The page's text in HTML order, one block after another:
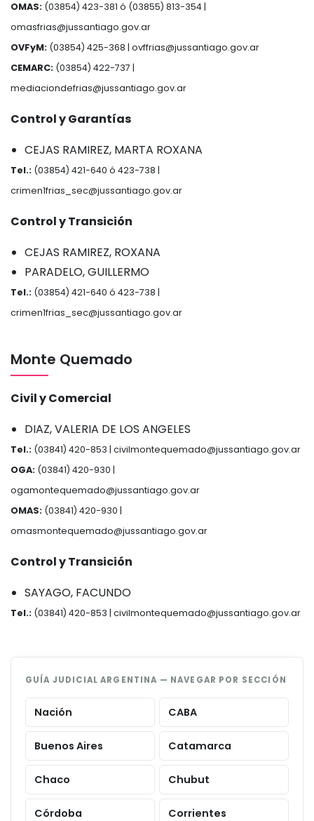
OMAS: (03854) 423-381 ó (03855) 813-354 |
omasfrias@jussantiago.gov.ar
OVFyM: (03854) 425-368 | ovffrias@jussantiago.gov.ar
CEMARC: (03854) 422-737 |
mediaciondefrias@jussantiago.gov.ar
Control y Garantías
CEJAS RAMIREZ, MARTA ROXANA
Tel.: (03854) 421-640 ó 423-738 |
crimen1frias_sec@jussantiago.gov.ar
Control y Transición
CEJAS RAMIREZ, ROXANA
PARADELO, GUILLERMO
Tel.: (03854) 421-640 ó 423-738 |
crimen1frias_sec@jussantiago.gov.ar
Monte Quemado
Civil y Comercial
DIAZ, VALERIA DE LOS ANGELES
Tel.: (03841) 420-853 | civilmontequemado@jussantiago.gov.ar
OGA: (03841) 420-930 |
ogamontequemado@jussantiago.gov.ar
OMAS: (03841) 420-930 |
omasmontequemado@jussantiago.gov.ar
Control y Transición
SAYAGO, FACUNDO
Tel.: (03841) 420-853 | civilmontequemado@jussantiago.gov.ar
GUÍA JUDICIAL ARGENTINA — NAVEGAR POR SECCIÓN
Nación CABA
Buenos Aires Catamarca
Chaco Chubut
Córdoba Corrientes